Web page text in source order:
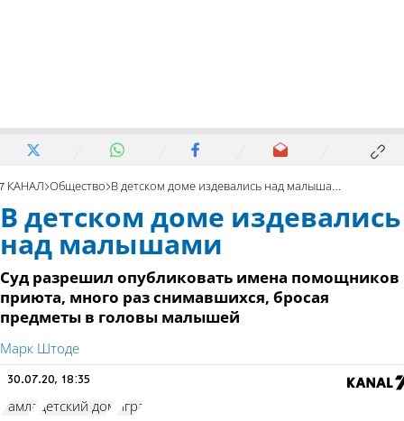
7 КАНАЛ Общество В детском доме издевались над малышами
В детском доме издевались
над малышами
Суд разрешил опубликовать имена помощников
приюта, много раз снимавшихся, бросая
предметы в головы малышей
Марк Штоде
30.07.20, 18:35
Рамла детский дом игра